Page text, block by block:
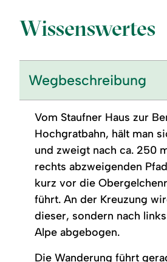
Wissenswertes
Wegbeschreibung
Vom Staufner Haus zur
Hochgratbahn, hält man
und zweigt nach ca. 250
rechts abzweigenden
kurz vor die
führt. An der Kreuzung
dieser, sondern nach
Alpe abgebogen.
Die Wanderung führt